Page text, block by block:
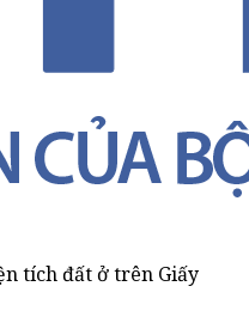
tích đất ở trên Giấy